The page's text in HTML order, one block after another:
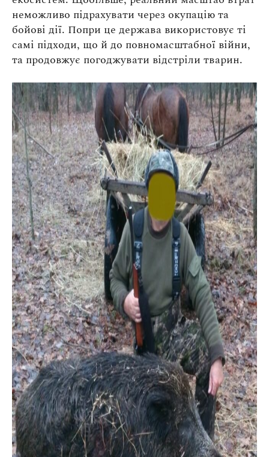
Про сервіс
неможливо підрахувати через окупацію та
бойові дії. Попри це держава використовує ті
самі підходи, що й до повномасштабної війни,
та продовжує погоджувати відстріли тварин.